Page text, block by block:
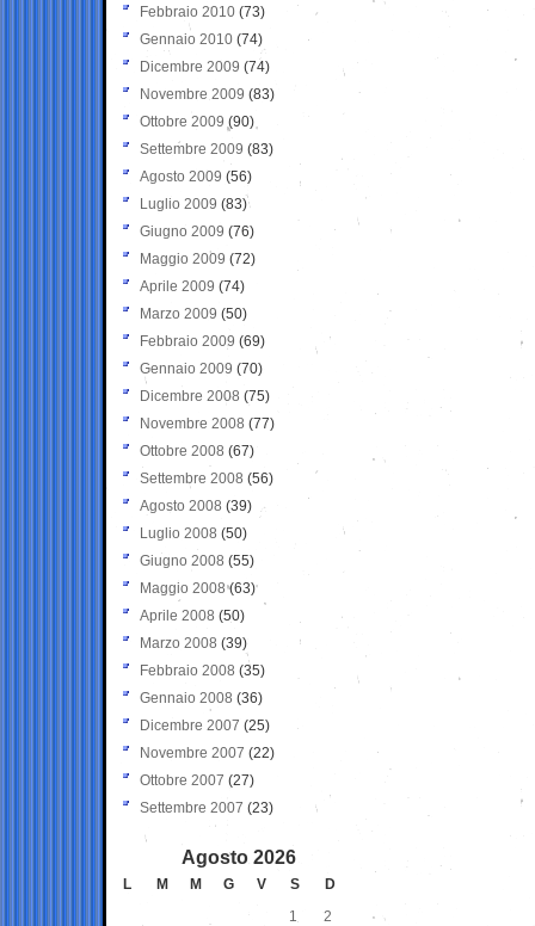
Febbraio 2010 (73)
Gennaio 2010 (74)
Dicembre 2009 (74)
Novembre 2009 (83)
Ottobre 2009 (90)
Settembre 2009 (83)
Agosto 2009 (56)
Luglio 2009 (83)
Giugno 2009 (76)
Maggio 2009 (72)
Aprile 2009 (74)
Marzo 2009 (50)
Febbraio 2009 (69)
Gennaio 2009 (70)
Dicembre 2008 (75)
Novembre 2008 (77)
Ottobre 2008 (67)
Settembre 2008 (56)
Agosto 2008 (39)
Luglio 2008 (50)
Giugno 2008 (55)
Maggio 2008(63)
Aprile 2008 (50)
Marzo 2008 (39)
Febbraio 2008 (35)
Gennaio 2008 (36)
Dicembre 2007 (25)
Novembre 2007 (22)
Ottobre 2007 (27)
Settembre 2007 (23)
Agosto 2026
L M M G V S
D
1
2